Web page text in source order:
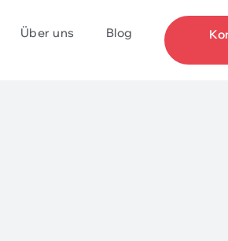
Über uns Blog